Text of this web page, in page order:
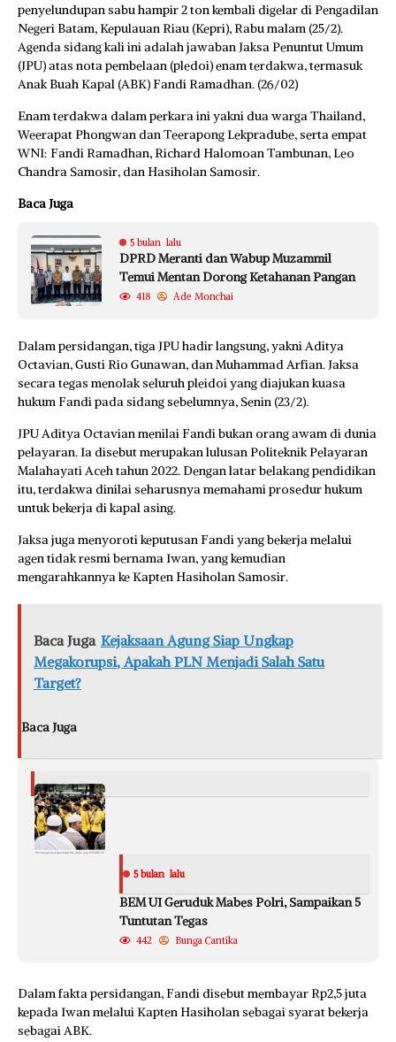
penyelundupan sabu hampir 2 ton kembali digelar di Pengadilan
Negeri Batam, Kepulauan Riau (Kepri), Rabu malam (25/2).
Agenda sidang kali ini adalah jawaban Jaksa Penuntut Umum
(JPU) atas nota pembelaan (pledoi) enam terdakwa, termasuk
Anak Buah Kapal (ABK) Fandi Ramadhan. (26/02)
Enam terdakwa dalam perkara ini yakni dua warga Thailand,
Weerapat Phongwan dan Teerapong Lekpradube, serta empat
WNI: Fandi Ramadhan, Richard Halomoan Tambunan, Leo
Chandra Samosir, dan Hasiholan Samosir.
Baca Juga
5 bulan lalu
DPRD Meranti dan Wabup Muzammil
Temui Mentan Dorong Ketahanan Pangan
418 Ade Monchai
Dalam persidangan, tiga JPU hadir langsung, yakni Aditya
Octavian, Gusti Rio Gunawan, dan Muhammad Arfian. Jaksa
secara tegas menolak seluruh pleidoi yang diajukan kuasa
hukum Fandi pada sidang sebelumnya, Senin (23/2).
JPU Aditya Octavian menilai Fandi bukan orang awam di dunia
pelayaran. Ia disebut merupakan lulusan Politeknik Pelayaran
Malahayati Aceh tahun 2022. Dengan latar belakang pendidikan
itu, terdakwa dinilai seharusnya memahami prosedur hukum
untuk bekerja di kapal asing.
Jaksa juga menyoroti keputusan Fandi yang bekerja melalui
agen tidak resmi bernama Iwan, yang kemudian
mengarahkannya ke Kapten Hasiholan Samosir.
Baca Juga Kejaksaan Agung Siap Ungkap
Megakorupsi, Apakah PLN Menjadi Salah Satu
Target?
Baca Juga
5 bulan lalu
BEM UI Geruduk Mabes Polri, Sampaikan 5
Tuntutan Tegas
442 Bunga Cantika
Dalam fakta persidangan, Fandi disebut membayar Rp2,5 juta
kepada Iwan melalui Kapten Hasiholan sebagai syarat bekerja
sebagai ABK.